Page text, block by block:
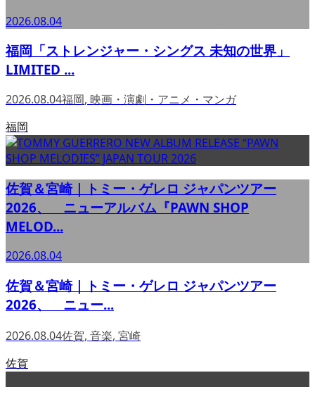
2026.08.04
福岡「ストレンジャー・シングス 未知の世界」
LIMITED ...
2026.08.04福岡, 映画・演劇・アニメ・マンガ
福岡
佐賀＆宮崎｜トミー・ゲレロ ジャパンツアー
2026、 ニューアルバム『PAWN SHOP
MELOD...
2026.08.04
佐賀＆宮崎｜トミー・ゲレロ ジャパンツアー
2026、 ニュー...
2026.08.04佐賀, 音楽, 宮崎
佐賀